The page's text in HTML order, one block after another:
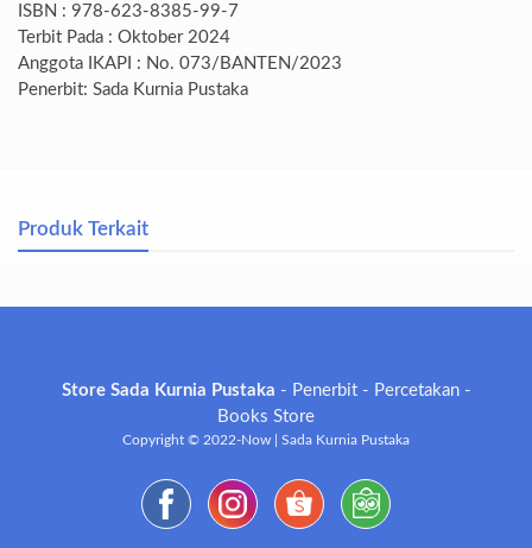
ISBN : 978-623-8385-99-7
Terbit Pada : Oktober 2024
Anggota IKAPI : No. 073/BANTEN/2023
Penerbit: Sada Kurnia Pustaka
Produk Terkait
Store Sada Kurnia Pustaka - Penerbit - Percetakan -
Books Store
Copyright © 2022-Now | Sada Kurnia Pustaka